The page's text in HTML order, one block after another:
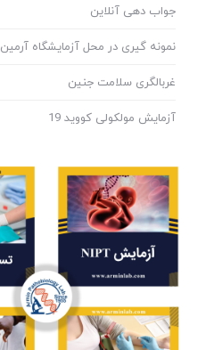
جواب دهی آنلاین
نمونه گیری در محل آزمایشگاه آرمین
غربالگری سلامت جنین
آزمایش مولکولی کووید 19